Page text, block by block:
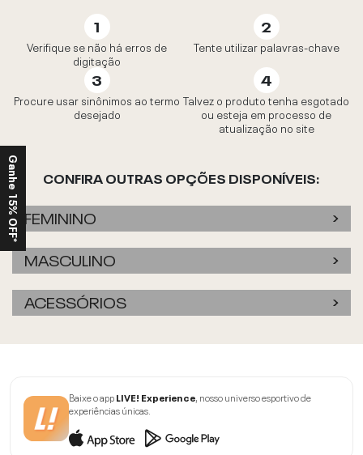
Verifique se não há erros de
digitação
Tente utilizar palavras-chave
Procure usar sinônimos ao termo
desejado
Talvez o produto tenha esgotado
ou esteja em processo de
atualização no site
CONFIRA OUTRAS OPÇÕES DISPONÍVEIS:
FEMININO
MASCULINO
ACESSÓRIOS
Baixe o appLIVE! Experience, nosso universo esportivo de
experiências únicas.
Ganhe 15% OFF*